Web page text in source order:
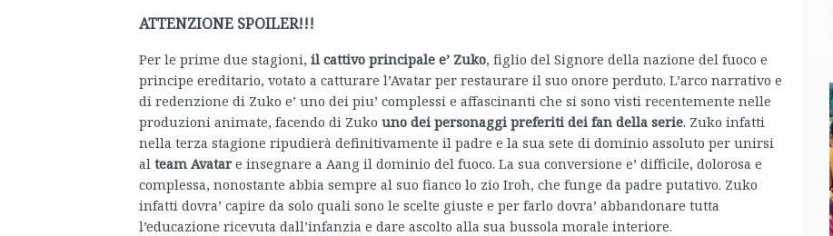
ATTENZIONE SPOILER!!!
Per le prime due stagioni, il cattivo principale e’ Zuko, figlio del Signore della nazione del fuoco e
principe ereditario, votato a catturare l’Avatar per restaurare il suo onore perduto. L’arco narrativo e
di redenzione di Zuko e’ uno dei piu’ complessi e affascinanti che si sono visti recentemente nelle
produzioni animate, facendo di Zuko uno dei personaggi preferiti dei fan della serie. Zuko infatti
nella terza stagione ripudierà definitivamente il padre e la sua sete di dominio assoluto per unirsi
al team Avatare insegnare a Aang il dominio del fuoco. La sua conversione e’ difficile, dolorosa e
complessa, nonostante abbia sempre al suo fianco lo zio Iroh, che funge da padre putativo. Zuko
infatti dovra’ capire da solo quali sono le scelte giuste e per farlo dovra’ abbandonare tutta
l’educazione ricevuta dall’infanzia e dare ascolto alla sua bussola morale interiore.